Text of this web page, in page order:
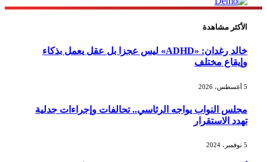
الأكثر مشاهدة
خالد رغدان: «ADHD» ليس عجزا بل عقل يعمل بذكاء
وإيقاع مختلف
مجلس النواب يواجه الرئاسي.. تحالفات وإجراءات جدلية
تهدد الاستقرار